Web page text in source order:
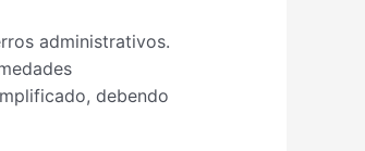
administrativos.
debendo